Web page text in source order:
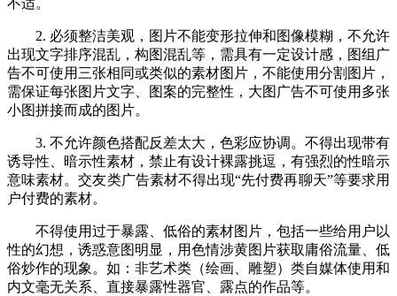
不适。
2. 必须整洁美观，图片不能变形拉伸和图像模糊，不允许
出现文字排序混乱，构图混乱等，需具有一定设计感，图组广
告不可使用三张相同或类似的素材图片，不能使用分割图片，
需保证每张图片文字、图案的完整性，大图广告不可使用多张
小图拼接而成的图片。
3. 不允许颜色搭配反差太大，色彩应协调。不得出现带有
诱导性、暗示性素材，禁止有设计裸露挑逗，有强烈的性暗示
意味素材。交友类广告素材不得出现“先付费再聊天”等要求用
户付费的素材。
不得使用过于暴露、低俗的素材图片，包括一些给用户以
性的幻想，诱惑意图明显，用色情涉黄图片获取庸俗流量、低
俗炒作的现象。如：非艺术类（绘画、雕塑）类自媒体使用和
内文毫无关系、直接暴露性器官、露点的作品等。